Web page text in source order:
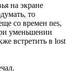
на экране
то
со времен nes,
уменьшении
встретить в lost